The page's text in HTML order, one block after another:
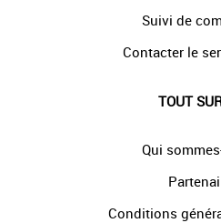
Suivi de
Contacter le
TOUT
Qui
Conditions